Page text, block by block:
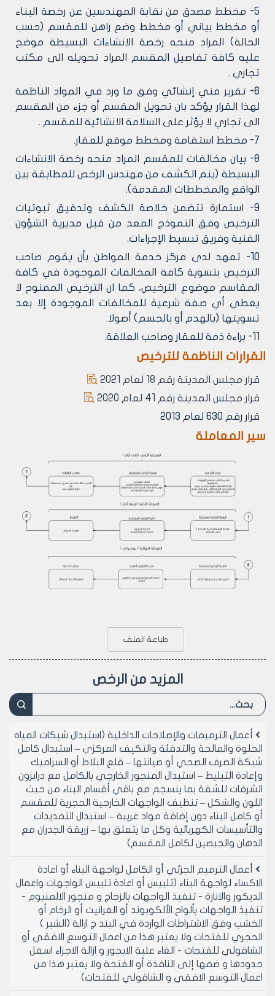
5- مخطط مصدق من نقابة المهندسين عن رخصة البناء
أو مخطط بياني أو مخطط وضع راهن للمقسم (حسب
الحالة) المراد منحه رخصة الانشاءات البسيطة موضح
عليه كافة تفاصيل المقسم المراد تحويله الى مكتب
تجاري .
6- تقرير فني إنشائي وفق ما ورد في المواد الناظمة
لهذا القرار يؤكد بان تحويل المقسم أو جزء من المقسم
الى تجاري لا يؤثر على السلامة الانشائية للمقسم .
7- مخطط استقامة ومخطط موقع للعقار.
8- بيان مخالفات للمقسم المراد منحه رخصة الانشاءات
البسيطة (يتم الكشف من مهندس الرخص للمطابقة بين
الواقع والمخططات المقدمة).
9- استمارة تتضمن خلاصة الكشف وتدقيق ثبوتيات
الترخيص وفق النموذج المعد من قبل مديرية الشؤون
الفنية وفريق تبسيط الإجراءات.
10- تعهد لدى مركز خدمة المواطن بأن يقوم صاحب
الترخيص بتسوية كافة المخالفات الموجودة في كافة
المقاسم موضوع الترخيص، كما ان الترخيص الممنوح لا
يعطي أي صفة شرعية للمخالفات الموجودة إلا بعد
تسويتها (بالهدم أو بالحسم) أصولا.
11- براءة ذمة للعقار وصاحب العلاقة.
القرارات الناظمة للترخيص
قرار مجلس المدينة رقم 18 لعام 2021
قرار مجلس المدينة رقم 41 لعام 2020
قرار رقم 630 لعام 2013
سير المعاملة
طباعة الملف
المزيد من الرخص
أعمال الترميمات والإصلاحات الداخلية (استبدال شبكات المياه
الحلوة والمالحة والتدفئة والتكيف المركزي – استبدال كامل
شبكة الصرف الصحي أو صيانتها – قلع البلاط أو السراميك
وإعادة التبليط – استبدال المنجور الخارجي بالكامل مع درابزون
الشرفات للشقة بما ينسجم مع باقي أقسام البناء من حيث
اللون والشكل – تنظيف الواجهات الخارجية الحجرية للمقسم
أو كامل البناء دون إضافة مواد غريبة – استبدال التمديدات
والتأسيسات الكهربائية وكل ما يتعلق بها – زريقة الجدران مع
الدهان والجبصين لكامل المقسم)
أعمال الترميم الجزئي أو الكامل لواجهة البناء أو اعادة
الاكساء لواجهة البناء (تلبيس أو اعادة تلبيس الواجهات واعمال
الديكور والانارة - تنفيذ الواجهات بالزجاج و منجور الالمنيوم -
تنفيذ الواجهات بألواح الألكوبوند أو الغرانيت أو الرخام أو
الخشب وفق الاشتراطات الواردة في البند ج ازالة (الشبر )
الحجري للفتحات ولا يعتبر هذا من اعمال التوسع الافقي أو
الشاقولي للفتحات - الغاء علبة الابجور و ازالة الاجزاء اسفل
حدودها و ضمها إلى النافذة أو الفتحة ولا يعتبر هذا من
اعمال التوسع الافقي و الشاقولي للفتحات)